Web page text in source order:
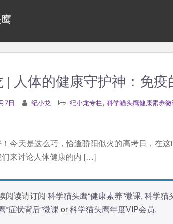
| 人体的健康守护神：免疫
7日 纪小龙 纪小龙专栏, 科学猫头鹰健康素养
今天是这么巧，恰逢骄阳似火的高考日，在
们来讨论人体健康的内 […]
阅读请订阅 科学猫头鹰“健康素养”微课, 科学猫
“症状背后”微课or科学猫头鹰年度VIP会员.